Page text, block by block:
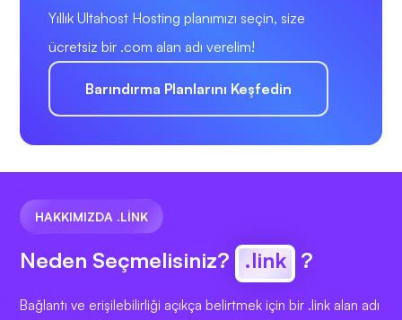
Yıllık Ultahost Hosting planımızı seçin, size
ücretsiz bir .com alan adı verelim!
Barındırma Planlarını Keşfedin
HAKKIMIZDA .LINK
Neden Seçmelisiniz? .link ?
Bağlantı ve erişilebilirliği açıkça belirtmek için bir .link alan adı